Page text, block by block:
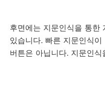
후면에는 지문인식을 통한
있습니다. 빠른 지문인식
버튼은 아닙니다. 지문인